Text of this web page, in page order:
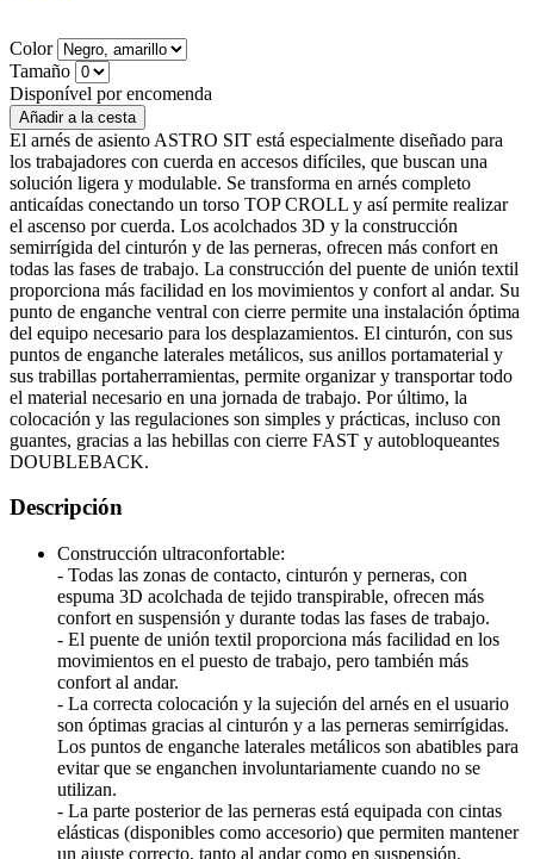
Color
Tamaño
Disponível por encomenda
El arnés de asiento ASTRO SIT está especialmente diseñado para
los trabajadores con cuerda en accesos difíciles, que buscan una
solución ligera y modulable. Se transforma en arnés completo
anticaídas conectando un torso TOP CROLL y así permite realizar
el ascenso por cuerda. Los acolchados 3D y la construcción
semirrígida del cinturón y de las perneras, ofrecen más confort en
todas las fases de trabajo. La construcción del puente de unión textil
proporciona más facilidad en los movimientos y confort al andar. Su
punto de enganche ventral con cierre permite una instalación óptima
del equipo necesario para los desplazamientos. El cinturón, con sus
puntos de enganche laterales metálicos, sus anillos portamaterial y
sus trabillas portaherramientas, permite organizar y transportar todo
el material necesario en una jornada de trabajo. Por último, la
colocación y las regulaciones son simples y prácticas, incluso con
guantes, gracias a las hebillas con cierre FAST y autobloqueantes
DOUBLEBACK.
Descripción
Construcción ultraconfortable:
- Todas las zonas de contacto, cinturón y perneras, con
espuma 3D acolchada de tejido transpirable, ofrecen más
confort en suspensión y durante todas las fases de trabajo.
- El puente de unión textil proporciona más facilidad en los
movimientos en el puesto de trabajo, pero también más
confort al andar.
- La correcta colocación y la sujeción del arnés en el usuario
son óptimas gracias al cinturón y a las perneras semirrígidas.
Los puntos de enganche laterales metálicos son abatibles para
evitar que se enganchen involuntariamente cuando no se
utilizan.
- La parte posterior de las perneras está equipada con cintas
elásticas (disponibles como accesorio) que permiten mantener
un ajuste correcto, tanto al andar como en suspensión.